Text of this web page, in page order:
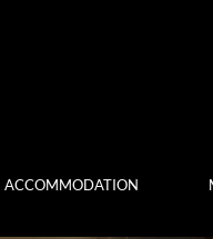
ACCOMMODATION